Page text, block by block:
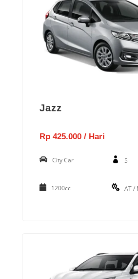
Jazz
Rp 425.000 / Hari
City Car 5
1200cc AT /